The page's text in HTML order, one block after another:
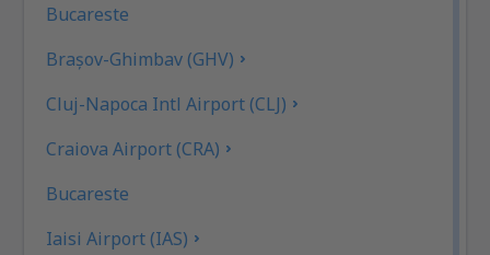
Bucareste
Brașov-Ghimbav (GHV)
Cluj-Napoca Intl Airport (CLJ)
Craiova Airport (CRA)
Bucareste
Iaisi Airport (IAS)